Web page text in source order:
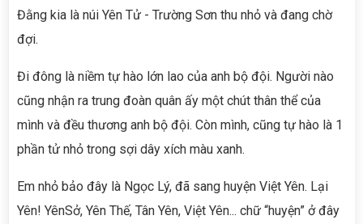
Đằng kia là núi Yên Tử - Trường Sơn thu nhỏ và đang chờ
đợi.
Đi đông là niềm tự hào lớn lao của anh bộ đội. Người nào
cũng nhận ra trung đoàn quân ấy một chút thân thể của
mình và đều thương anh bộ đội. Còn mình, cũng tự hào là 1
phần tử nhỏ trong sợi dây xích màu xanh.
Em nhỏ bảo đây là Ngọc Lý, đã sang huyện Việt Yên. Lại
Yên! YênSở, Yên Thế, Tân Yên, Việt Yên... chữ “huyện” ở đây